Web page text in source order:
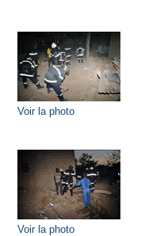
Voir la photo
Voir la photo